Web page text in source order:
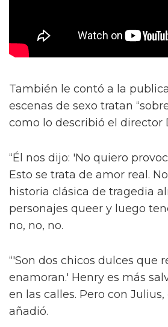
También le contó a la
escenas de sexo tratan
como lo describió el director
“Él nos dijo: 'No quiero
Esto se trata de amor real.
historia clásica de tragedia
personajes queer y luego
no, no, no.
“'Son dos chicos dulces que
enamoran.' Henry es más
en las calles. Pero con
añadió.